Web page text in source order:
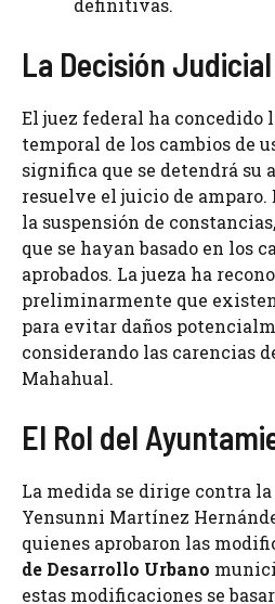
definitivas.
La Decisión Judicial
El juez federal ha concedido
temporal de los cambios de
significa que se detendrá su
resuelve el juicio de
la suspensión de
que se hayan basado en los
aprobados. La jueza ha
preliminarmente que
para evitar daños
considerando las carencias
Mahahual.
El Rol del
La medida se dirige contra
Yensunni Martínez
quienes aprobaron las
de Desarrollo Urbano
estas modificaciones se